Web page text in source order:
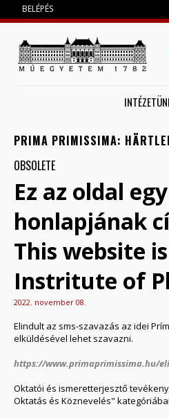
BELÉPÉS
PRIMA PRIMISSIMA:
OBSOLETE
Ez az oldal
honlapjának
This website
Instritute of
2022. november 08.
Elindult az sms-szavazás az idei
elküldésével lehet szavazni.
https://www.primaprimissima.hu/
Oktatói és ismeretterjesztő
Oktatás és Köznevelés"